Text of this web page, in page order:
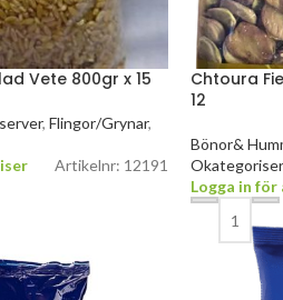
Vete 800gr x 15
, Flingor/Grynar,
Artikelnr: 12191
Chtoura
12
Bönor&
Logga in